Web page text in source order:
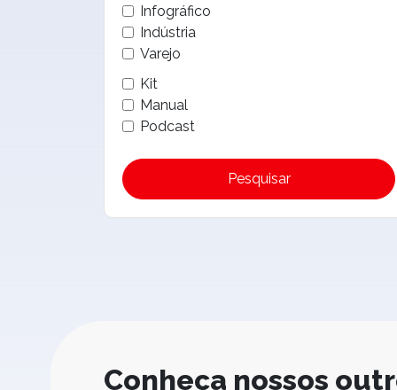
Infográfico
Indústria
Varejo
Kit
Manual
Podcast
Pesquisar
Conheça nossos